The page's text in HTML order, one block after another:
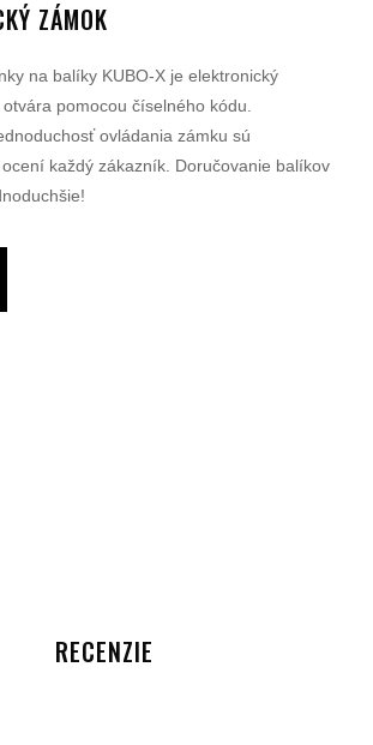
ZÁMOK
na balíky KUBO-X je elektronický
pomocou číselného kódu.
ovládania zámku sú
každý zákazník. Doručovanie balíkov
RECENZIE